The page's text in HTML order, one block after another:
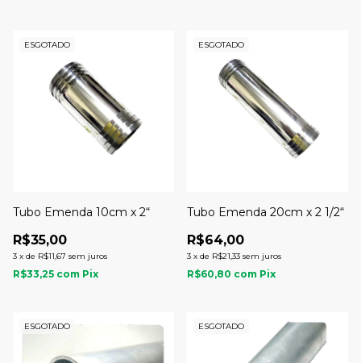
ESGOTADO
Tubo Emenda 10cm x 2“
R$35,00
3 x de R$11,67 sem juros
R$33,25 com Pix
ESGOTADO
Tubo Emenda 20cm x 2 1/2“
R$64,00
3 x de R$21,33 sem juros
R$60,80 com Pix
ESGOTADO ESGOTADO